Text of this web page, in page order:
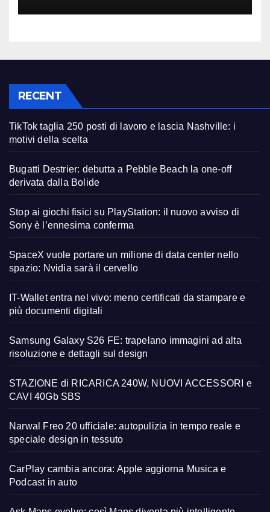
RECENT
TikTok taglia 250 posti di lavoro e lascia Nashville: i
motivi della scelta
Bugatti Destrier: debutta a Pebble Beach la one-off
derivata dalla Bolide
Stop ai giochi fisici su PlayStation: il nuovo avviso di
Sony è l’ennesima conferma
SpaceX vuole portare un milione di data center nello
spazio: Nvidia sarà il cervello
IT-Wallet entra nel vivo: meno certificati da stampare e
più documenti digitali
Samsung Galaxy S26 FE: trapelano immagini ad alta
risoluzione e dettagli sul design
STAZIONE di RICARICA 240W, NUOVI ACCESSORI e
CAVI 40Gb SBS
Narwal Freo 20 ufficiale: autopulizia in tempo reale e
speciale design in tessuto
CarPlay cambia ancora: Apple aggiorna Musica e
Podcast in auto